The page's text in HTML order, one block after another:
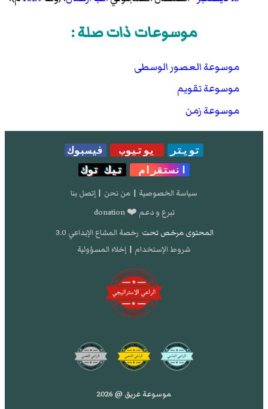
موسوعات ذات صلة :
موسوعة العصور الوسطى
موسوعة تقويم
موسوعة زمن
تويتر يوتيوب
فيسبوك
انستقرام
تيك توك
سياسة الخصوصية | من نحن | إتصل بنا
تبرع و دعم ❤️ donation
المحتوى مرخص تحت رخصة المشاع الإبداعي 3.0
شروط الإستخدام | إخلاء المسؤولية
موسوعة عريق @ 2026